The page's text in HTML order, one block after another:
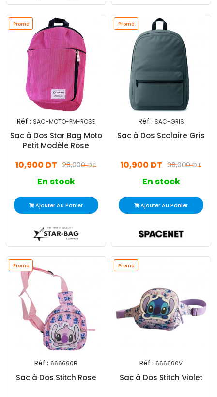
Promo
Réf : SAC-MOTO-PM-ROSE
Sac à Dos Star Bag Moto
Petit Modèle Rose
20,000 DT
10,900 DT
En stock
Ajouter Au Panier
Promo
Réf : SAC-GRIS
Sac à Dos Scolaire Gris
30,000 DT
10,900 DT
En stock
Ajouter Au Panier
Promo
Réf : 666690B
Sac à Dos Stitch Rose
Promo
Réf : 666690V
Sac à Dos Stitch Violet